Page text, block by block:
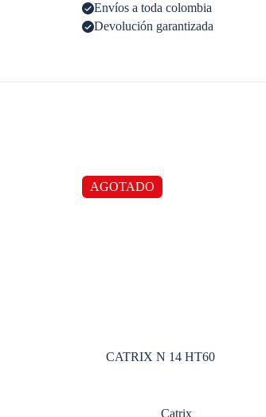
Envíos a toda colombia
Devolución garantizada
AGOTADO
CATRIX N 14 HT60
Catrix